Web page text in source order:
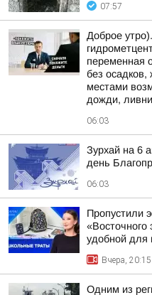
07:57
Доброе
переменная
без
местами
дожди,
06:03
Зурхай на 6
день
06:03
Пропустили
«Восточного
удобной для
Вчера, 20:15
Одним из